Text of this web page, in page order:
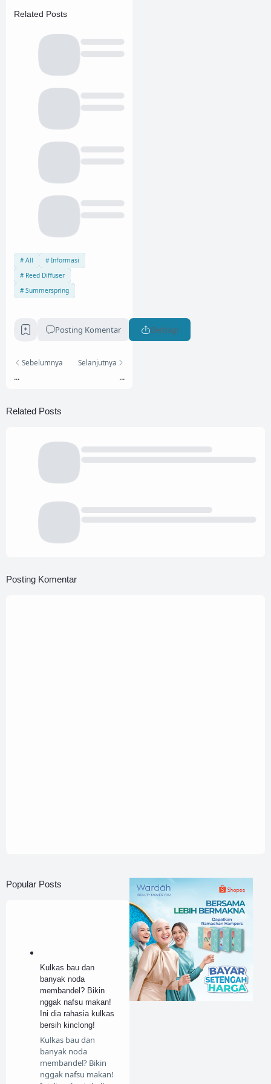
Related Posts
All
Informasi
Reed Diffuser
Summerspring
Posting Komentar Berbagi
Sebelumnya
...
Selanjutnya
...
Related Posts
Posting Komentar
Popular Posts
Kulkas bau dan
banyak noda
membandel? Bikin
nggak nafsu makan!
Ini dia rahasia kulkas
bersih kinclong!
Kulkas bau dan
banyak noda
membandel? Bikin
nggak nafsu makan!